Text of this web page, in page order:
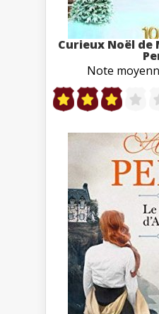
Curieux Noël de
Note